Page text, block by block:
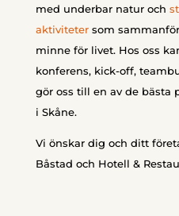
med underbar natur och
aktivitetersom
minne för livet. Hos oss
konferens, kick-off,
gör oss till en av de bästa
i Skåne.
Vi önskar dig och ditt
Båstad och Hotell &